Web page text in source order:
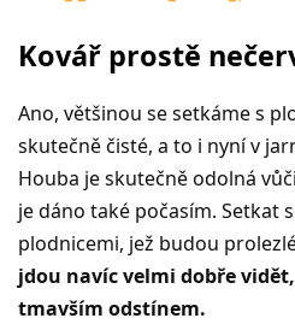
Kovář prostě
Ano, většinou se setkáme s
skutečně čisté, a to i nyní v
Houba je skutečně odolná
je dáno také počasím. Setkat
plodnicemi, jež budou
jdou navíc velmi dobře
tmavším odstínem.